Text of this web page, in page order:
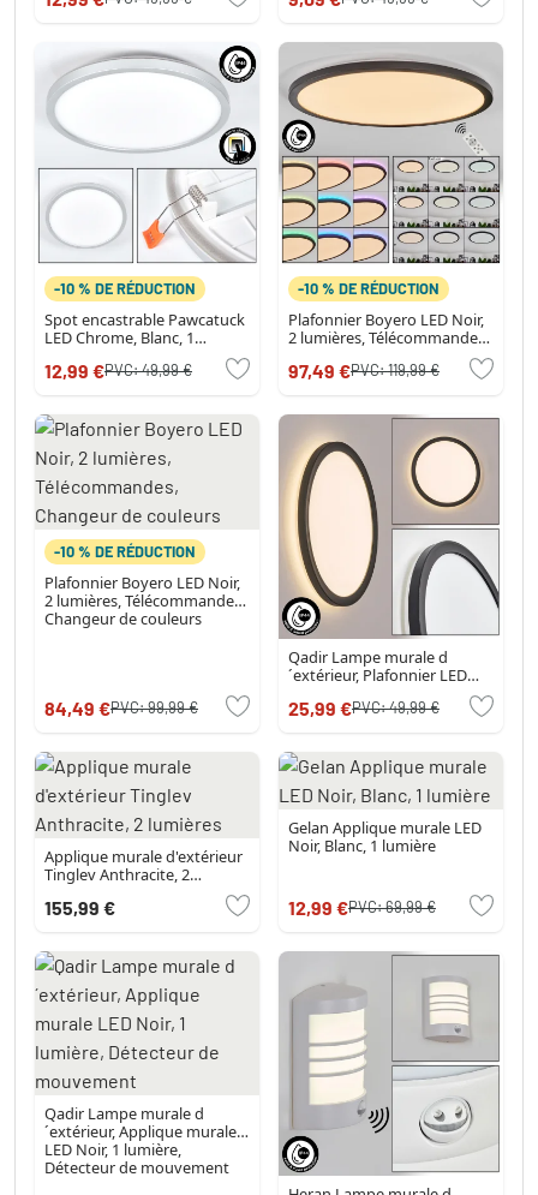
-10 % DE RÉDUCTION
Spot encastrable Pawcatuck
LED Chrome, Blanc, 1
12,99 €PVC:49,99 €
-10 % DE RÉDUCTION
Plafonnier Boyero LED Noir,
2 lumières, Télécommandes,
97,49 €PVC:119,99 €
-10 % DE RÉDUCTION
Plafonnier Boyero LED Noir,
2 lumières, Télécommandes,
Changeur de couleurs
84,49 €PVC:99,99 €
Qadir Lampe murale d
´extérieur, Plafonnier LED
25,99 €PVC:49,99 €
Applique murale d'extérieur
Tinglev Anthracite, 2
155,99 €
Gelan Applique murale LED
Noir, Blanc, 1 lumière
12,99 €PVC:69,99 €
Qadir Lampe murale d
´extérieur, Applique murale
LED Noir, 1 lumière,
Détecteur de mouvement